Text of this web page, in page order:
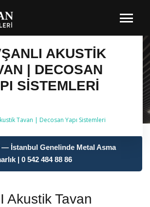
AKUSTIK
| DECOSAN
SISTEMLERI
Tavan | Decosan Yapı Sistemleri
İstanbul Genelinde Metal Asma
| 0 542 484 88 86
Akustik Tavan